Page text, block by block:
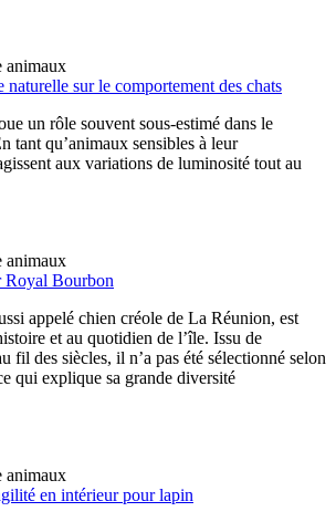
animaux
sur le comportement des chats
un rôle souvent sous-estimé dans le
tant qu’animaux sensibles à leur
aux variations de luminosité tout au
animaux
Royal Bourbon
appelé chien créole de La Réunion, est
et au quotidien de l’île. Issu de
fil des siècles, il n’a pas été sélectionné selon
qui explique sa grande diversité
animaux
en intérieur pour lapin